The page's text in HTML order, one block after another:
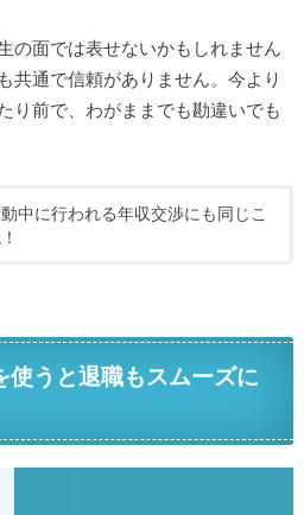
の面では表せないかもしれません
共通で信頼がありません。今より
り前で、わがままでも勘違いでも
中に行われる年収交渉にも同じこ
使うと退職もスムーズに